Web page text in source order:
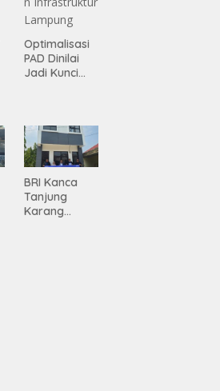
Optimalisasi
PAD Dinilai
Jadi Kunci
Infrastruktur
Lampung
BRI Kanca
Tanjung
Karang